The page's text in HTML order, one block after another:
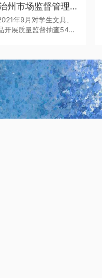
监督｜四川省凉山彝族自治州市场监督管理局于近日发布了2021年第二批产品质量监督抽查结果
年9月对学生文具、
开展质量监督抽查545